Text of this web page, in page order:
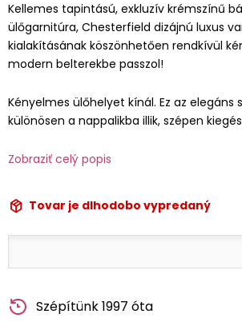
Kellemes tapintású, exkluzív krémszínű
ülőgarnitúra, Chesterfield dizájnú luxus
kialakításának köszönhetően rendkívül
modern belterekbe passzol!
Kényelmes ülőhelyet kínál. Ez az elegáns
különösen a nappalikba illik, szépen
Zobraziť celý popis
Tovar je dlhodobo vypredaný
Szépítünk 1997 óta